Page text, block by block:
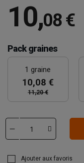
10,08 €
Pack graines
1 graine
10,08 €
11,20 €
Ajouter aux favoris